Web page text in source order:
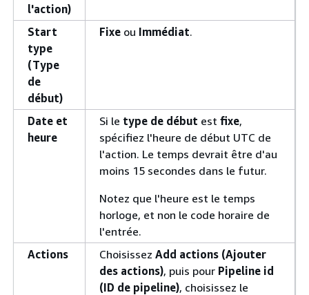
l'action)
Start
type
(Type
de
début)
Fixe ou Immédiat.
Date et
heure
Si le type de début est fixe,
spécifiez l'heure de début UTC de
l'action. Le temps devrait être d'au
moins 15 secondes dans le futur.
Notez que l'heure est le temps
horloge, et non le code horaire de
l'entrée.
Actions
Choisissez Add actions (Ajouter
des actions), puis pour Pipeline id
(ID de pipeline), choisissez le